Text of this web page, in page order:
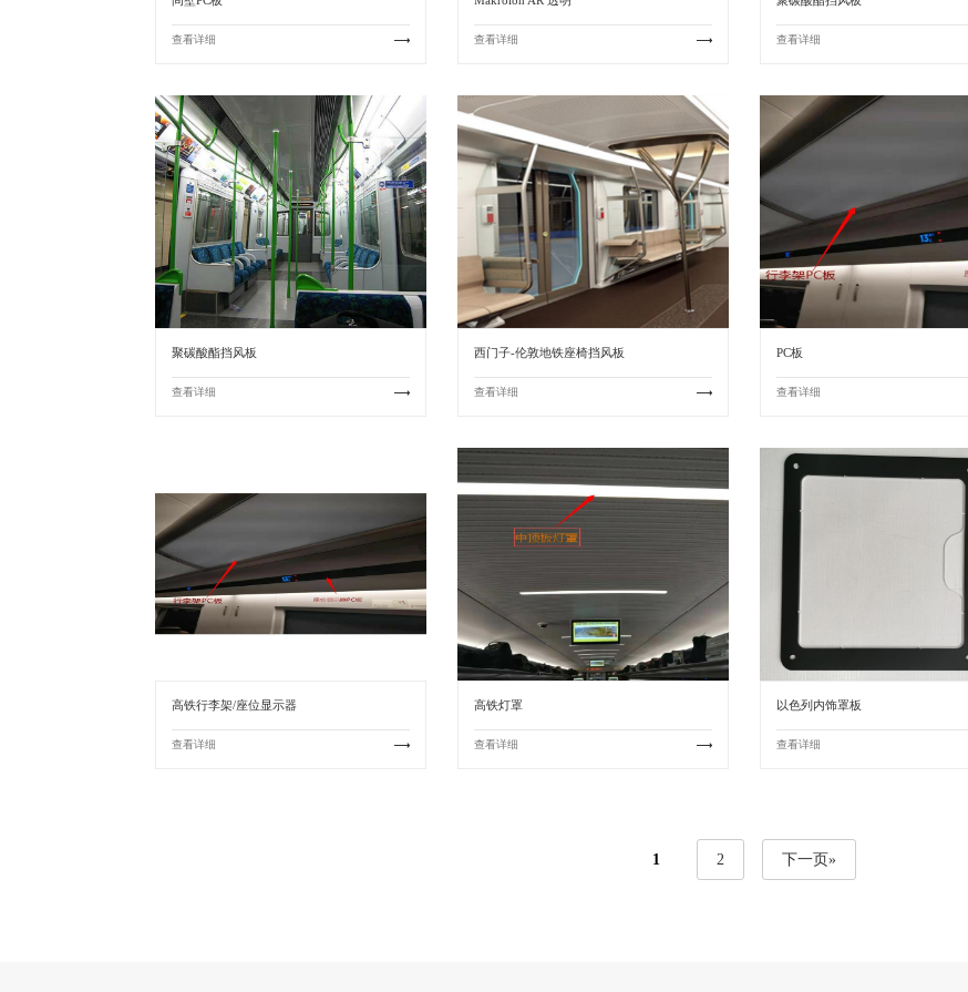
查看详细 查看详细 查看详细
聚碳酸酯挡风板
查看详细
西门子-伦敦地铁座椅挡风板
查看详细
PC板
查看详细
高铁行李架/座位显示器
查看详细
高铁灯罩
查看详细
以色列内饰罩板
查看详细
1 2 下一页»